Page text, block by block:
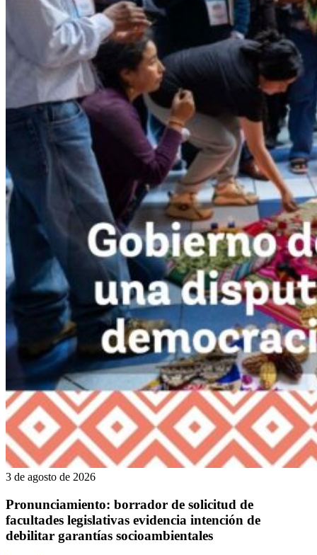
3 de agosto de 2026
Pronunciamiento: borrador de solicitud de
facultades legislativas evidencia intención de
debilitar garantías socioambientales